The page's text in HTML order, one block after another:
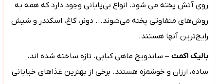
روی آتش پخته می شود. انواع بی‌پایانی وجود دارد که همه به
روش‌های متفاوتی پخته می‌شوند... دونر، کاغ، اسکندر و شیش
رایج‌ترین آنها هستند.
بالیک اکمت – ساندویچ ماهی کبابی. تازه ساخته شده اند،
ساده، ارزان و خوشمزه هستند. برخی از بهترین غذاهای خیابانی